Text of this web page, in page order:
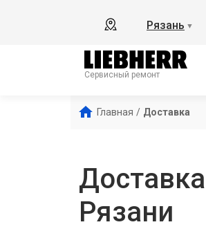
Рязань ▼
Сервисный ремонт
Главная / Доставка
Рязани